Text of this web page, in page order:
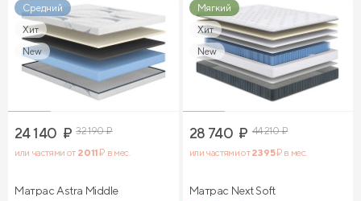
Средний
Хит
New
24 140 ₽ 32 190₽
или частями от 2 011₽ в мес.
Матрас Astra Middle
Мягкий
Хит
New
28 740 ₽ 44 210₽
или частями от2 395₽ в мес.
Матрас Next Soft